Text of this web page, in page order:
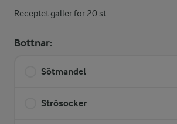
Receptet gäller för 20 st
Bottnar:
Sötmandel
Strösocker